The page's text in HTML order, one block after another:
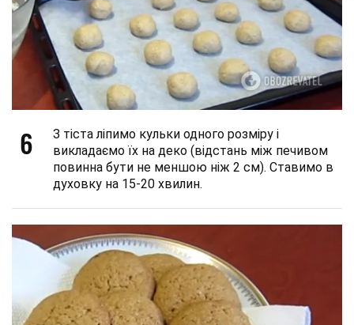
6
З тіста ліпимо кульки одного розміру і
викладаємо їх на деко (відстань між печивом
повинна бути не меншою ніж 2 см). Ставимо в
духовку на 15-20 хвилин.